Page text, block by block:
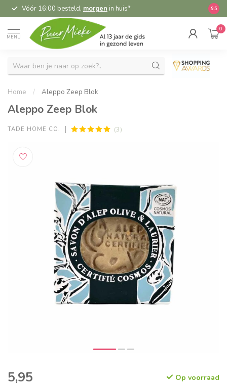
Vóór 16:00 besteld, morgen in huis* 9.5
MENU
0
Home / Aleppo Zeep Blok
Aleppo Zeep Blok
TADE HOME CO. (3)
5,95 Op voorraad